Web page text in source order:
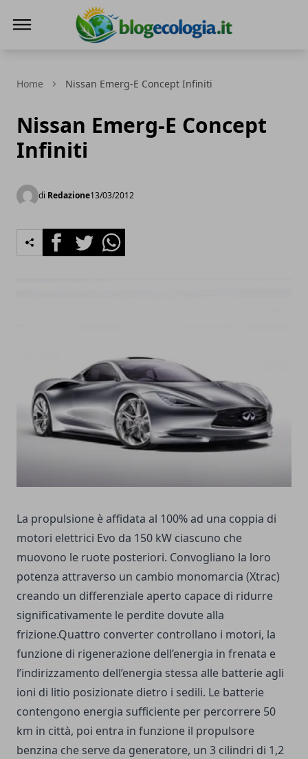
Home Nissan Emerg-E Concept Infiniti
Nissan Emerg-E Concept
Infiniti
di Redazione13/03/2012
FacebookTwitterWhatsapp
La propulsione è affidata al 100% ad una coppia di
motori elettrici Evo da 150 kW ciascuno che
muovono le ruote posteriori. Convogliano la loro
potenza attraverso un cambio monomarcia (Xtrac)
creando un differenziale aperto capace di ridurre
significativamente le perdite dovute alla
frizione.Quattro converter controllano i motori, la
funzione di rigenerazione dell’energia in frenata e
l’indirizzamento dell’energia stessa alle batterie agli
ioni di litio posizionate dietro i sedili. Le batterie
contengono energia sufficiente per percorrere 50
km in città, poi entra in funzione il propulsore
benzina che serve da generatore, un 3 cilindri di 1,2